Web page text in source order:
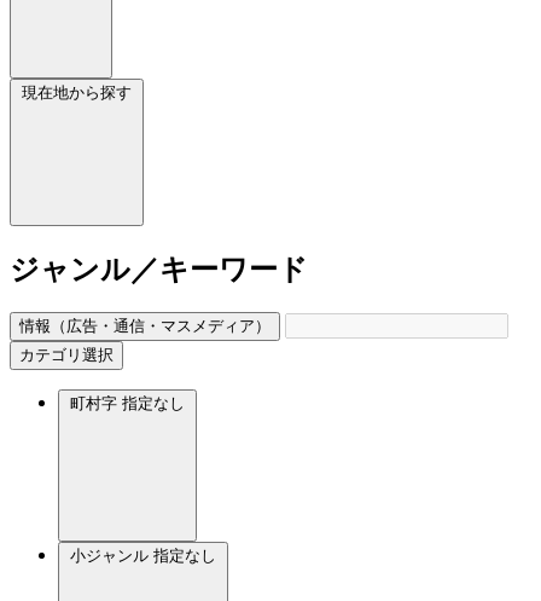
現在地から探す
ジャンル／キーワード
情報（広告・通信・マスメディア）
カテゴリ選択
町村字 指定なし
小ジャンル 指定なし